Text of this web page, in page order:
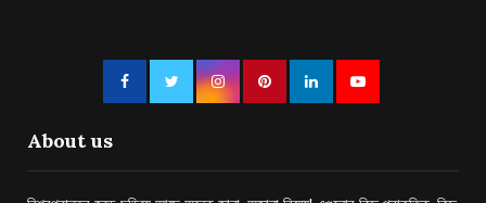
About us